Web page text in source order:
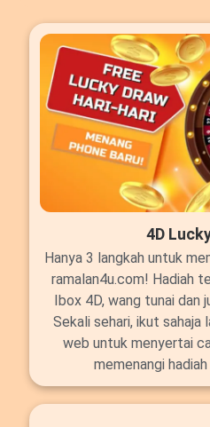
4D
Hanya 3 langkah untuk
ramalan4u.com! Hadiah
Ibox 4D, wang tunai
Sekali sehari, ikut sahaja
web untuk menyertai
memenangi